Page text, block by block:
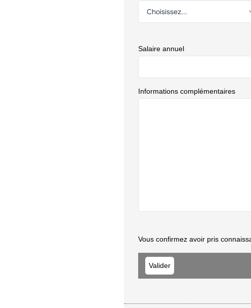
Salaire annuel
Informations complémentaires
Vous confirmez avoir pris